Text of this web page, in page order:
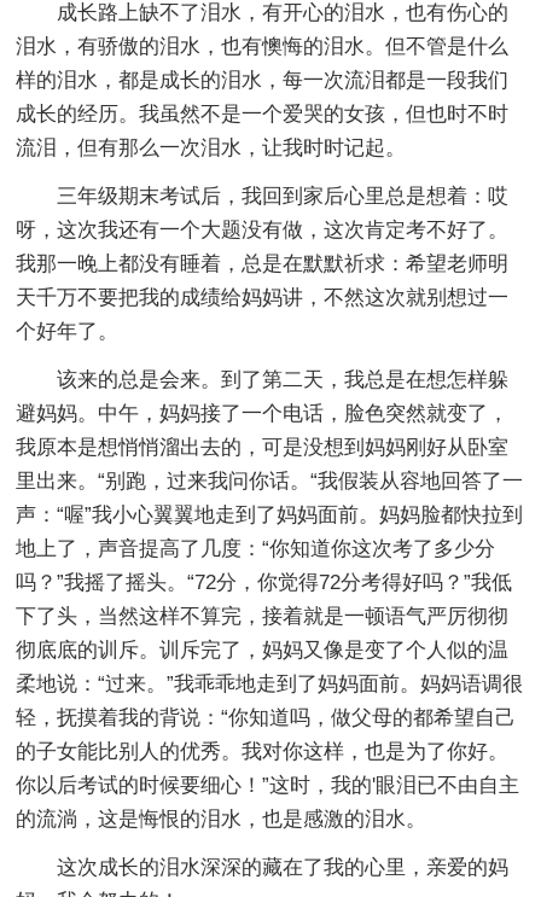
成长路上缺不了泪水，有开心的泪水，也有伤心的
泪水，有骄傲的泪水，也有懊悔的泪水。但不管是什么
样的泪水，都是成长的泪水，每一次流泪都是一段我们
成长的经历。我虽然不是一个爱哭的女孩，但也时不时
流泪，但有那么一次泪水，让我时时记起。
三年级期末考试后，我回到家后心里总是想着：哎
呀，这次我还有一个大题没有做，这次肯定考不好了。
我那一晚上都没有睡着，总是在默默祈求：希望老师明
天千万不要把我的成绩给妈妈讲，不然这次就别想过一
个好年了。
该来的总是会来。到了第二天，我总是在想怎样躲
避妈妈。中午，妈妈接了一个电话，脸色突然就变了，
我原本是想悄悄溜出去的，可是没想到妈妈刚好从卧室
里出来。“别跑，过来我问你话。“我假装从容地回答了一
声：“喔”我小心翼翼地走到了妈妈面前。妈妈脸都快拉到
地上了，声音提高了几度：“你知道你这次考了多少分
吗？”我摇了摇头。“72分，你觉得72分考得好吗？”我低
下了头，当然这样不算完，接着就是一顿语气严厉彻彻
彻底底的训斥。训斥完了，妈妈又像是变了个人似的温
柔地说：“过来。”我乖乖地走到了妈妈面前。妈妈语调很
轻，抚摸着我的背说：“你知道吗，做父母的都希望自己
的子女能比别人的优秀。我对你这样，也是为了你好。
你以后考试的时候要细心！”这时，我的'眼泪已不由自主
的流淌，这是悔恨的泪水，也是感激的泪水。
这次成长的泪水深深的藏在了我的心里，亲爱的妈